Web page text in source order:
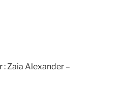
: Zaia Alexander –